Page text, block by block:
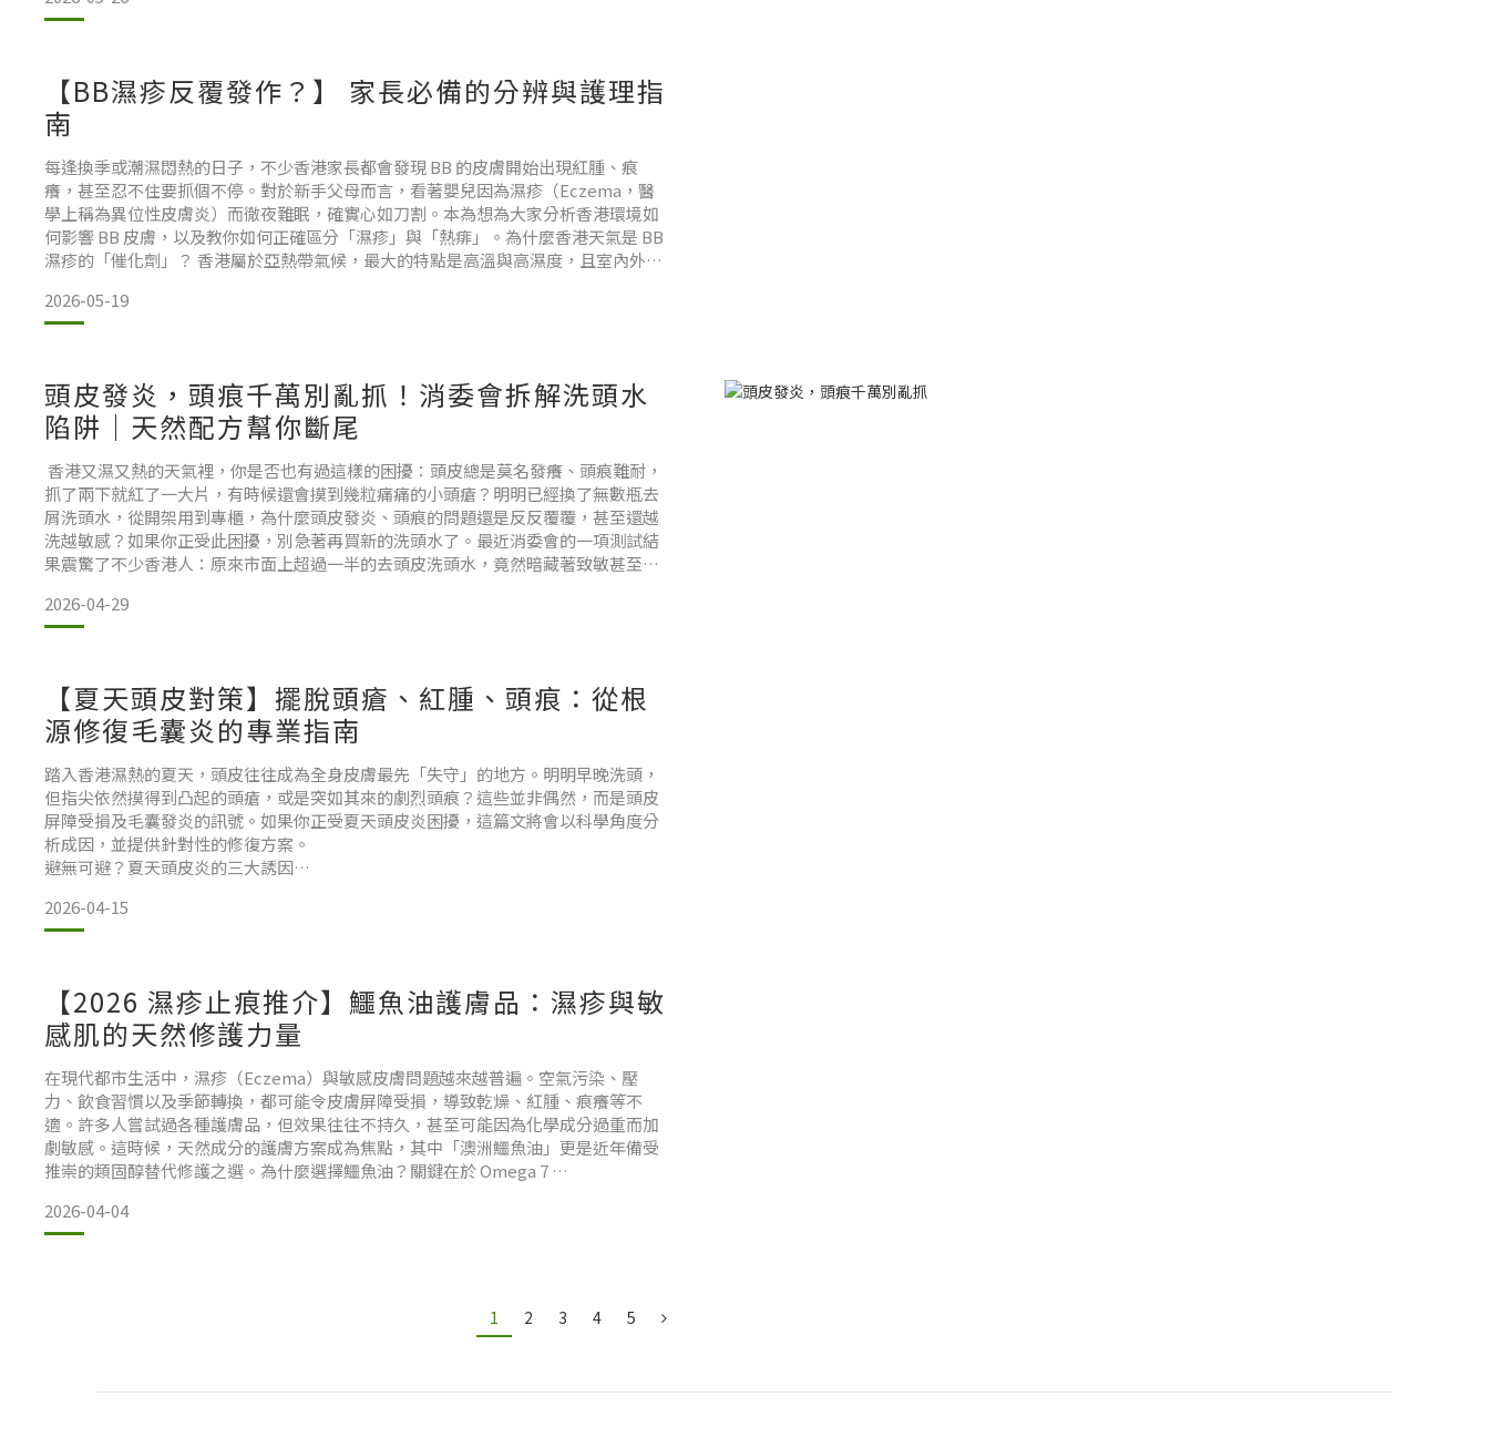
【BB濕疹反覆發作？】 家長必備的分辨與護理指
南
每逢換季或潮濕悶熱的日子，不少香港家長都會發現 BB 的皮膚開始出現紅腫、痕
癢，甚至忍不住要抓個不停。對於新手父母而言，看著嬰兒因為濕疹（Eczema，醫
學上稱為異位性皮膚炎）而徹夜難眠，確實心如刀割。本為想為大家分析香港環境如
何影響 BB 皮膚，以及教你如何正確區分「濕疹」與「熱痱」。為什麼香港天氣是 BB
濕疹的「催化劑」？ 香港屬於亞熱帶氣候，最大的特點是高溫與高濕度，且室內外溫
汗水刺激： 根據香港衛生署的健康資訊，
2026-05-19
頭皮發炎，頭痕千萬別亂抓！消委會拆解洗頭水
陷阱｜天然配方幫你斷尾
香港又濕又熱的天氣裡，你是否也有過這樣的困擾：頭皮總是莫名發癢、頭痕難耐，
抓了兩下就紅了一大片，有時候還會摸到幾粒痛痛的小頭瘡？明明已經換了無數瓶去
屑洗頭水，從開架用到專櫃，為什麼頭皮發炎、頭痕的問題還是反反覆覆，甚至還越
洗越敏感？如果你正受此困擾，別急著再買新的洗頭水了。最近消委會的一項測試結
果震驚了不少香港人：原來市面上超過一半的去頭皮洗頭水，竟然暗藏著致敏甚至有
用錯了洗頭水，不斷地刺激著本來就已經受損的頭皮屏障。今
2026-04-29
【夏天頭皮對策】擺脫頭瘡、紅腫、頭痕：從根
源修復毛囊炎的專業指南
踏入香港濕熱的夏天，頭皮往往成為全身皮膚最先「失守」的地方。明明早晚洗頭，
但指尖依然摸得到凸起的頭瘡，或是突如其來的劇烈頭痕？這些並非偶然，而是頭皮
屏障受損及毛囊發炎的訊號。如果你正受夏天頭皮炎困擾，這篇文將會以科學角度分
析成因，並提供針對性的修復方案。
避無可避？夏天頭皮炎的三大誘因
天頭皮問題激增，核心在於以下三點：
1. 酸鹼值失衡： 汗水與油脂混合後會改變頭皮的微環境，破壞酸性保護膜，令細菌
2026-04-15
【2026 濕疹止痕推介】鱷魚油護膚品：濕疹與敏
感肌的天然修護力量
在現代都市生活中，濕疹（Eczema）與敏感皮膚問題越來越普遍。空氣污染、壓
力、飲食習慣以及季節轉換，都可能令皮膚屏障受損，導致乾燥、紅腫、痕癢等不
適。許多人嘗試過各種護膚品，但效果往往不持久，甚至可能因為化學成分過重而加
劇敏感。這時候，天然成分的護膚方案成為焦點，其中「澳洲鱷魚油」更是近年備受
推崇的類固醇替代修護之選。為什麼選擇鱷魚油？關鍵在於 Omega 7
罕見的 Omega-7 必需脂肪酸，能有效
2026-04-04
1 2 3 4 5